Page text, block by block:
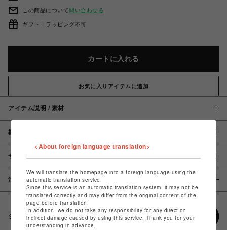
この商品について問い合わせる
ギフト：ラッピング不可
カートに入れる
お気に入りアイテムに追加
アイテム説明 / 素材
概要
サイズ
注意事項
シェアする
<About foreign language translation>
We will translate the homepage into a foreign language using the
automatic translation service.
Since this service is an automatic translation system, it may not be
translated correctly and may differ from the original content of the
page before translation.
In addition, we do not take any responsibility for any direct or
indirect damage caused by using this service. Thank you for your
understanding in advance.